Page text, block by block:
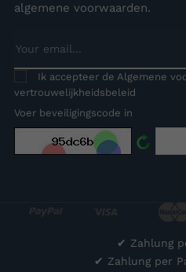
algemene voorwaarden.
Ik accepteer de Algemene
vertrouwelijkheidsbeleid
Voer beveiligingscode in
✔ Zahlung
✔ Zahlung per